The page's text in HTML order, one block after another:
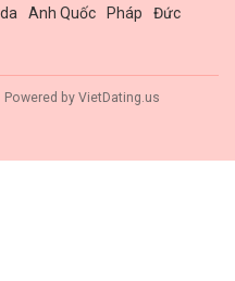
Anh Quốc Pháp
Đức
Powered by VietDating.us